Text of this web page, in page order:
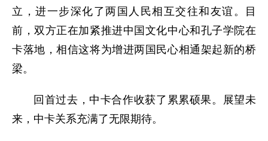
立，进一步深化了两国人民相互交往和友谊。目
前，双方正在加紧推进中国文化中心和孔子学院在
卡落地，相信这将为增进两国民心相通架起新的桥
梁。
回首过去，中卡合作收获了累累硕果。展望未
来，中卡关系充满了无限期待。